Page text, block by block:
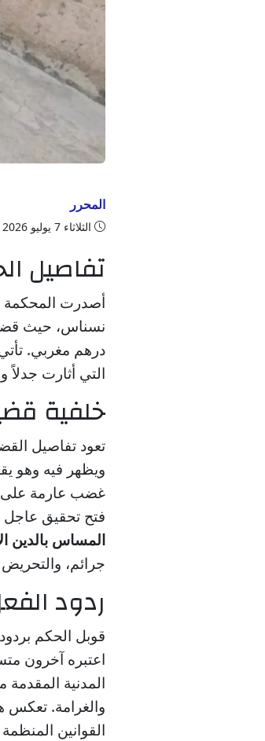
المحرر
الثلاثاء 7 يوليو 2026 - 10:11
تفاصيل
أصدرت المحكمة
درهم مغربي.
التي أثارت
خلفية
تعود تفاصيل
ويظهر فيه وهو
غضب عارمة على
فتح تحقيق عاجل
المساس بالدين
جرائم،
ردود
قوبل الحكم
اعتبره آخرون
المدنية
والغرامة. تعكس
القوانين